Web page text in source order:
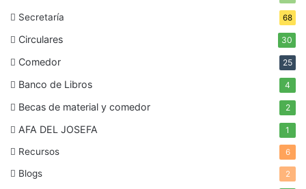
Secretaría 68
Circulares 30
Comedor 25
Banco de Libros 4
Becas de material y comedor 2
AFA DEL JOSEFA 1
Recursos 6
Blogs 2